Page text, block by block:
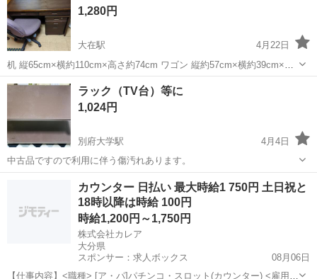
1,280円
大在駅
4月22日
机 縦65cm×横約110cm×高さ約74cm ワゴン 縦約57cm×横約39cm×高
さ約58cm 鍵がないので施錠できません。 椅子 縦約50cm×横約48cm×
高さ約87~98cm 少し破れているところがあります リ...
大分 大分市 大在駅 オフィス用家具
ラック（TV台）等に
1,024円
別府大学駅
4月4日
中古品ですので利用に伴う傷汚れあります。
別府大学駅 オフィス用家具 ラック
カウンター 日払い 最大時給1 750円 土日祝と
18時以降は時給 100円
時給1,200円～1,750円
株式会社カレア
大分県
スポンサー：求人ボックス
08月06日
【仕事内容】<職種> [ア・パ]パチンコ・スロット(カウンター) <雇用形